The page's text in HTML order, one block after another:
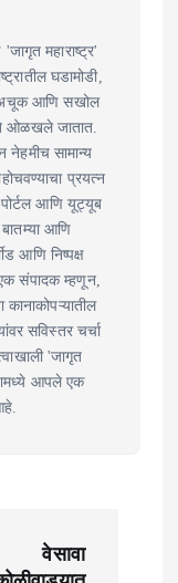
महाराष्ट्र'
घडामोडी,
अचूक आणि सखोल
ते ओळखले जातात.
नेहमीच सामान्य
प्रयत्न
आणि यूट्यूब
आणि
आणि निष्पक्ष
संपादक म्हणून,
कानाकोपऱ्यातील
सविस्तर चर्चा
'जागृत
आपले एक
वेसावा